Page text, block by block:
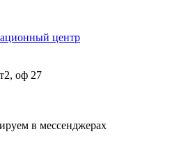
центр
оф 27
в мессенджерах